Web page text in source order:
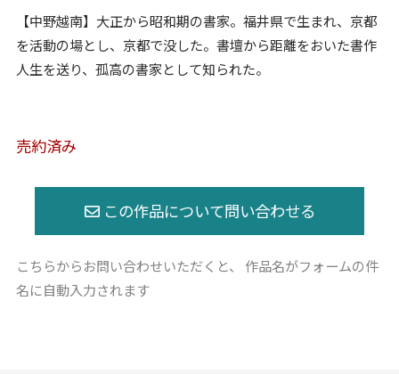
【中野越南】大正から昭和期の書家。福井県で生まれ、京都
を活動の場とし、京都で没した。書壇から距離をおいた書作
人生を送り、孤高の書家として知られた。
売約済み
こちらからお問い合わせいただくと、
作品名がフォームの件
名に自動入力されます